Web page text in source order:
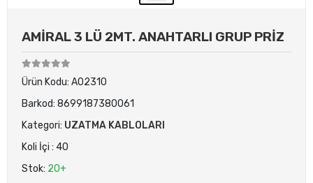
AMİRAL 3 LÜ 2MT. ANAHTARLI GRUP PRİZ
Ürün Kodu: A02310
Barkod: 8699187380061
Kategori: UZATMA KABLOLARI
Koli İçi : 40
Stok: 20+